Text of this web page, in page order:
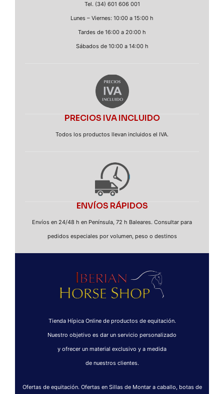
Tel. (34) 601 606 001
Lunes – Viernes: 10:00 a 15:00 h
Tardes de 16:00 a 20:00 h
Sábados de 10:00 a 14:00 h
PRECIOS IVA INCLUIDO
Todos los productos llevan incluidos el IVA.
ENVÍOS RÁPIDOS
Envíos en 24/48 h en Península, 72 h Baleares. Consultar para
pedidos especiales por volumen, peso o destinos
Tienda Hípica Online de productos de equitación.
Nuestro objetivo es dar un servicio personalizado
y ofrecer un material exclusivo y a medida
de nuestros clientes.
Ofertas de equitación. Ofertas en Sillas de Montar a caballo, botas de